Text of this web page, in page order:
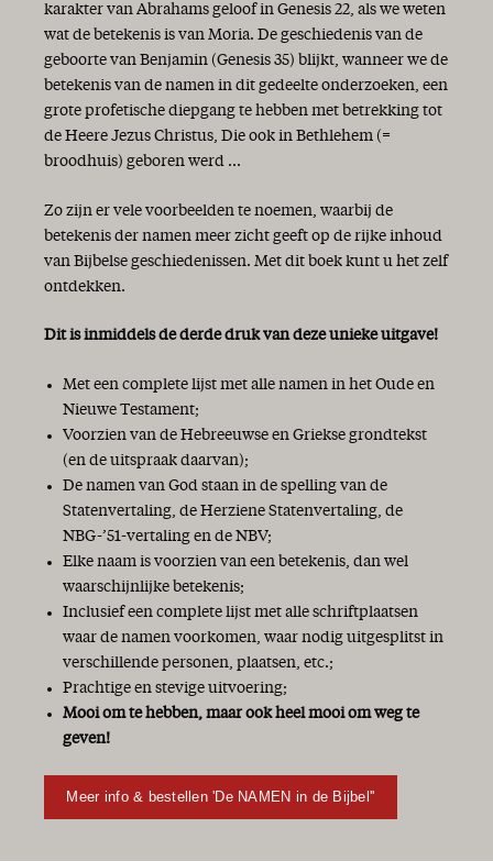
karakter van Abrahams geloof in Genesis 22, als we weten
wat de betekenis is van Moria. De geschiedenis van de
geboorte van Benjamin (Genesis 35) blijkt, wanneer we de
betekenis van de namen in dit gedeelte onderzoeken, een
grote profetische diepgang te hebben met betrekking tot
de Heere Jezus Christus, Die ook in Bethlehem (=
broodhuis) geboren werd ...
Zo zijn er vele voorbeelden te noemen, waarbij de
betekenis der namen meer zicht geeft op de rijke inhoud
van Bijbelse geschiedenissen. Met dit boek kunt u het zelf
ontdekken.
Dit is inmiddels de derde druk van deze unieke uitgave!
Met een complete lijst met alle namen in het Oude en
Nieuwe Testament;
Voorzien van de Hebreeuwse en Griekse grondtekst
(en de uitspraak daarvan);
De namen van God staan in de spelling van de
Statenvertaling, de Herziene Statenvertaling, de
NBG-’51-vertaling en de NBV;
Elke naam is voorzien van een betekenis, dan wel
waarschijnlijke betekenis;
Inclusief een complete lijst met alle schriftplaatsen
waar de namen voorkomen, waar nodig uitgesplitst in
verschillende personen, plaatsen, etc.;
Prachtige en stevige uitvoering;
Mooi om te hebben, maar ook heel mooi om weg te
geven!
Meer info & bestellen 'De NAMEN in de Bijbel''